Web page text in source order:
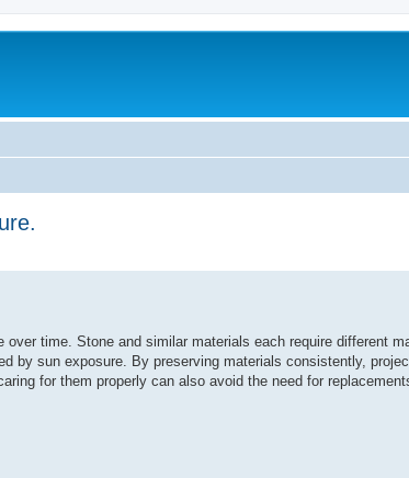
time. Stone and similar materials each require different
by sun exposure. By preserving materials consistently,
for them properly can also avoid the need for